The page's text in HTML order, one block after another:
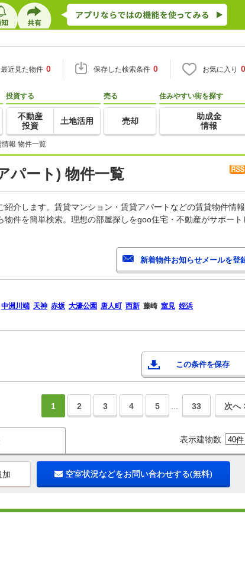
最近見た物件 0 保存した検索条件 0 お気に入り 0
投資する
不動産
投資
土地活用
売る
売却
住みやすい街を探す
助成金
情報
報 物件一覧
パート) 物件一覧
介します。賃貸マンション・賃貸アパートなどの賃貸物件情
件を簡単検索。理想の部屋探しをgoo住宅・不動産がサポート
中洲川端 天神 赤坂 大濠公園 唐人町 西新 藤崎 室見 姪浜
この条件を保存
1 2 3 4 5 … 33 次へ
表示建物数
加 空室状況などをお問い合わせする(無料)